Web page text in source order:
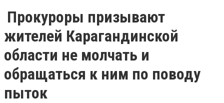
Прокуроры призывают
жителей Карагандинской
области не молчать и
обращаться к ним по поводу
пыток